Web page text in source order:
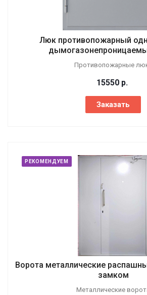
Люк противопожарный
Противопожарные
15550 р.
Заказать
РЕКОМЕНДУЕМ
Ворота металлические
замком
Металлические